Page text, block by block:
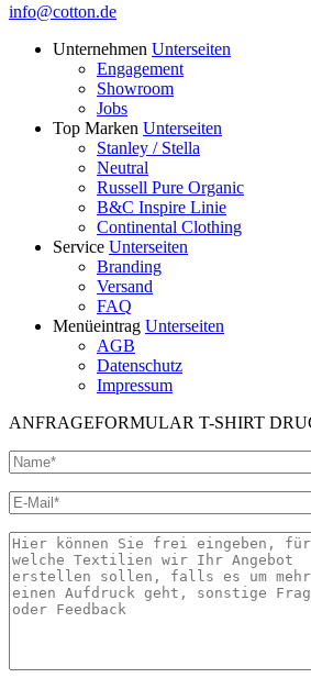
info@cotton.de
Unternehmen Unterseiten
Engagement
Showroom
Jobs
Top Marken Unterseiten
Stanley / Stella
Neutral
Russell Pure Organic
B&C Inspire Linie
Continental Clothing
Service Unterseiten
Branding
Versand
FAQ
Menüeintrag Unterseiten
AGB
Datenschutz
Impressum
ANFRAGEFORMULAR T-SHIRT